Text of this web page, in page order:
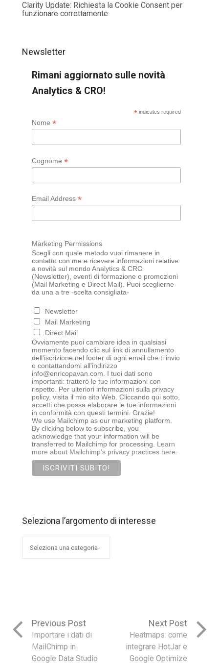
Clarity Update: Richiesta la Cookie Consent per
funzionare correttamente
Newsletter
Rimani aggiornato sulle novità
Analytics & CRO!
* indicates required
Nome *
Cognome *
Email Address *
Marketing Permissions
Scegli con quale metodo vuoi rimanere in
contatto con me e ricevere informazioni relative
a novità sul mondo Analytics & CRO
(Newsletter), eventi di formazione o promozioni
(Mail Marketing e Direct Mail). Puoi sceglierne
da una a tre -scelta consigliata-
Newsletter
Mail Marketing
Direct Mail
Ovviamente puoi cambiare idea in qualsiasi
momento facendo clic sul link di annullamento
dell'iscrizione nel footer di ogni email che ti invio
o contattandomi all'indirizzo
info@enricopavan.com. I tuoi dati sono
importanti: tratterò le tue informazioni con
rispetto. Per ulteriori informazioni sulla privacy
policy, visita il mio sito Web. Cliccando qui sotto,
accetti che possa elaborare le tue informazioni
in conformità con questi termini. Grazie!
We use Mailchimp as our marketing platform.
By clicking below to subscribe, you
acknowledge that your information will be
transferred to Mailchimp for processing. Learn
more about Mailchimp's privacy practices here.
Seleziona l’argomento di interesse
Previous Post
Importare i dati di
MailChimp in
Google Data Studio
Next Post
Heatmaps: come
integrare HotJar e
Google Optimize